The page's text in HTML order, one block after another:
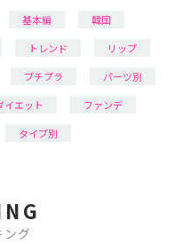
基本編
韓国
トレンド
リップ
プチプラ
パーツ別
イエット
ファンデ
タイプ別
グ